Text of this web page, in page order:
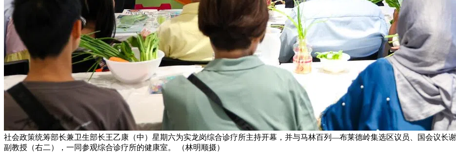
社会政策统筹部长兼卫生部长王乙康（中）星期六为实龙岗综合诊疗所主持开幕，并与马林百列—布莱德岭集选区议员、国会议长
副教授（右二），一同参观综合诊疗所的健康室。 （林明顺摄）